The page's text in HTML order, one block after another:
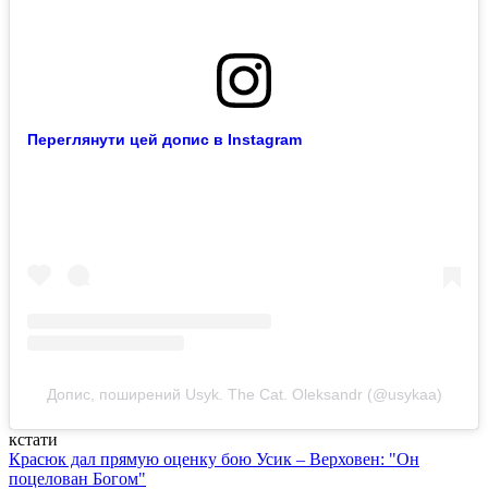
Переглянути цей допис в Instagram
Допис, поширений Usyk. The Cat. Oleksandr (@usykaa)
кстати
Красюк дал прямую оценку бою Усик – Верховен: "Он
поцелован Богом"